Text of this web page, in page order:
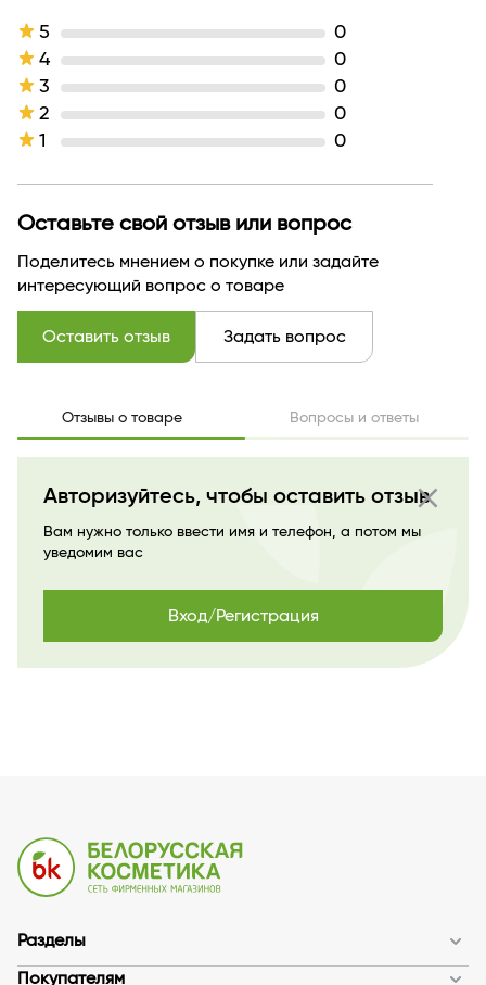
Линейка
Тип кожи
для всех типов кожи
Тип продукта
Тон
Производитель
ООО "ЛЮКС-ВИЗАЖ"
Страна бренда
5
0
4
0
3
0
2
0
1
0
Оставьте свой отзыв или вопрос
Поделитесь мнением о покупке или задайте
интересующий вопрос о товаре
Оставить отзыв Задать вопрос
Отзывы о товаре Вопросы и ответы
close
Авторизуйтесь, чтобы оставить отзыв
Вам нужно только ввести имя и телефон, а потом мы
уведомим вас
Вход/Регистрация
Разделы
Покупателям